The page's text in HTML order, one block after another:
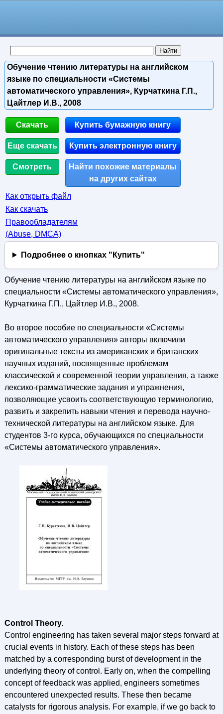
Обучение чтению литературы на английском
языке по специальности «Системы
автоматического управления», Курчаткина Г.П.,
Цайтлер И.В., 2008
Скачать
Еще скачать
Смотреть
Купить бумажную книгу
Купить электронную книгу
Найти похожие материалы
на других сайтах
Как открыть файл
Как скачать
Правообладателям
(Abuse, DMСA)
Подробнее о кнопках "Купить"
Обучение чтению литературы на английском языке по
специальности «Системы автоматического управления»,
Курчаткина Г.П., Цайтлер И.В., 2008.
Во второе пособие по специальности «Системы
автоматического управления» авторы включили
оригинальные тексты из американских и британских
научных изданий, посвященные проблемам
классической и современной теории управления, а также
лексико-грамматические задания и упражнения,
позволяющие усвоить соответствующую терминологию,
развить и закрепить навыки чтения и перевода научно-
технической литературы на английском языке. Для
студентов 3-го курса, обучающихся по специальности
«Системы автоматического управления».
Control Theory.
Control engineering has taken several major steps forward at
crucial events in history. Each of these steps has been
matched by a corresponding burst of development in the
underlying theory of control. Early on, when the compelling
concept of feedback was applied, engineers sometimes
encountered unexpected results. These then became
catalysts for rigorous analysis. For example, if we go back to